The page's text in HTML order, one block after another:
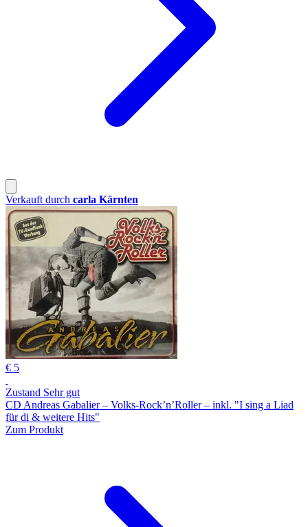
Verkauft durch carla Kärnten
€ 5
Zustand Sehr gut
CD Andreas Gabalier – Volks-Rock’n’Roller – inkl. "I sing a Liad
für di & weitere Hits"
Zum Produkt